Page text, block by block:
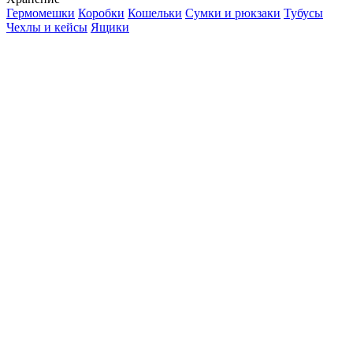
Гермомешки Коробки Кошельки Сумки и рюкзаки Тубусы
Чехлы и кейсы Ящики